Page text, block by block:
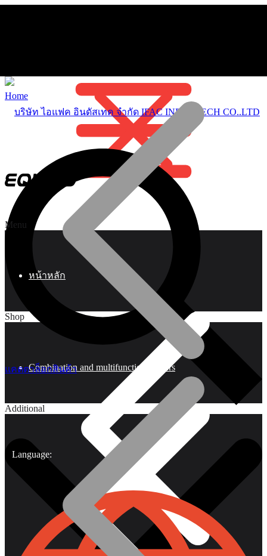
Menu
หน้าหลัก
Shop
Combination and multifunctional pliers
Additional
Language:
Home
แคตตาล็อกสินค้า